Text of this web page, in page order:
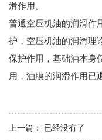
滑作用。
普通空压机油的润滑作
护，空压机油的润滑理
保护作用，基础油本身
用，油膜的润滑作用已
上一篇： 已经没有了